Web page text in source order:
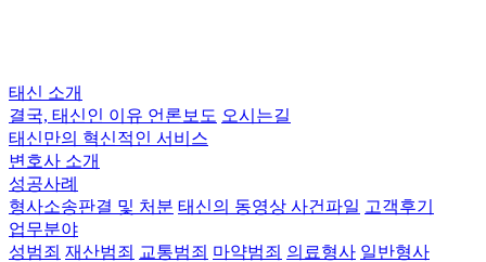
태신 소개
결국, 태신인 이유 언론보도 오시는길
태신만의 혁신적인 서비스
변호사 소개
성공사례
형사소송판결 및 처분 태신의 동영상 사건파일 고객후기
업무분야
성범죄 재산범죄 교통범죄 마약범죄 의료형사 일반형사